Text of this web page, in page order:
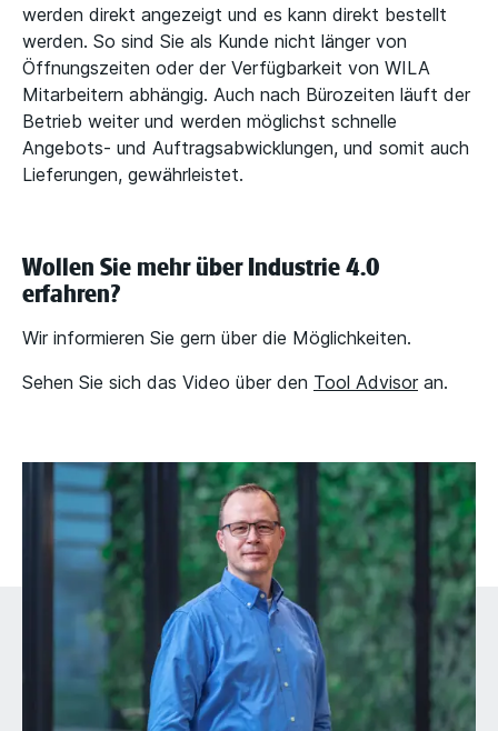
werden direkt angezeigt und es kann direkt bestellt
werden. So sind Sie als Kunde nicht länger von
Öffnungszeiten oder der Verfügbarkeit von WILA
Mitarbeitern abhängig. Auch nach Bürozeiten läuft der
Betrieb weiter und werden möglichst schnelle
Angebots- und Auftragsabwicklungen, und somit auch
Lieferungen, gewährleistet.
Wollen Sie mehr über Industrie 4.0
erfahren?
Wir informieren Sie gern über die Möglichkeiten.
Sehen Sie sich das Video über den Tool Advisoran.